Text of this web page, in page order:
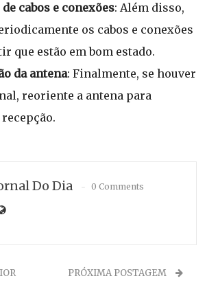
cabos e conexões: Além disso,
os cabos e conexões
que estão em bom estado.
da antena: Finalmente, se houver
reoriente a antena para
Do Dia 0 Comments
PRÓXIMA POSTAGEM